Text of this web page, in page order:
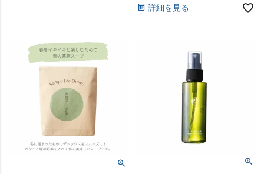
詳細を見る